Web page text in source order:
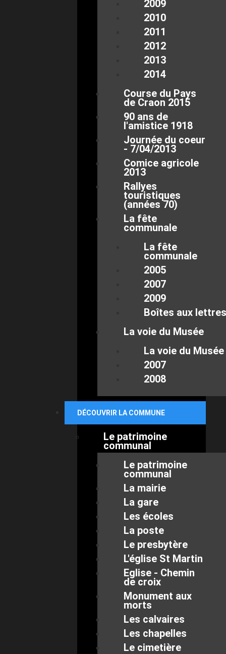
2009
2010
2011
2012
2013
2014
Course du Pays
de Craon 2015
90 ans de
l'amistice 1918
Journée du coeur
- 7/04/2013
Comice agricole
2013
Rallyes
touristiques
(années 70)
La fête
communale
La fête
communale
2005
2007
2009
Boîtes aux lettres
La voie du Musée
La voie du Musée
2007
2008
DÉCOUVRIR LA COMMUNE
Le patrimoine
communal
Le patrimoine
communal
La mairie
La gare
Les écoles
La poste
Le presbytère
L'église St Martin
Eglise - Chemin
de croix
Monument aux
morts
Les calvaires
Les chapelles
Le cimetière